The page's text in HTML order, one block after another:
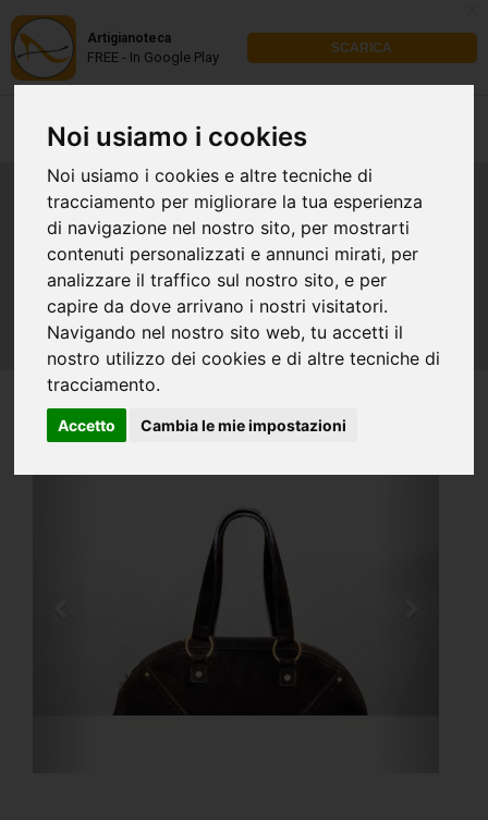
Noi usiamo i cookies
Noi usiamo i cookies e altre tecniche di
tracciamento per migliorare la tua esperienza
di navigazione nel nostro sito, per mostrarti
contenuti personalizzati e annunci mirati, per
analizzare il traffico sul nostro sito, e per
capire da dove arrivano i nostri visitatori.
Navigando nel nostro sito web, tu accetti il
nostro utilizzo dei cookies e di altre tecniche di
tracciamento.
Accetto Cambia le mie impostazioni
Artigianoteca
FREE - In Google Play
SCARICA
Riparazione borse Yves
Saint Laurent